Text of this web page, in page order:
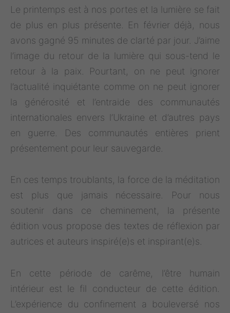
Le printemps est à nos portes et la lumière se fait
de plus en plus présente. En février déjà, nous
avons gagné 95 minutes de clarté par jour. J’aime
l’image du retour de la lumière qui sous-tend le
retour à la paix. Pourtant, on ne peut ignorer
l’actualité inquiétante comme on ne peut ignorer
la générosité et l’entraide des communautés
internationales envers l’Ukraine et d’autres pays
en guerre. Des communautés entières prient
présentement pour leur sauvegarde.
En ces temps troublants, la force de la méditation
est plus que jamais nécessaire. Pour nous
soutenir dans ce cheminement, la présente
édition vous propose des textes de réflexion par
autrices et auteurs inspiré(e)s et inspirant(e)s.
En cette période de carême, l’être humain
intérieur est le fil conducteur de cette édition.
L’expérience du confinement a bouleversé nos